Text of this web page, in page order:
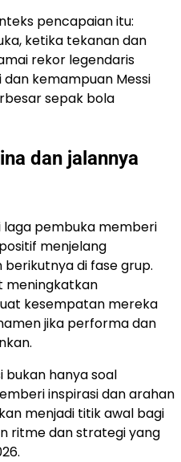
pencapaian itu:
ketika tekanan dan
rekor legendaris
kemampuan Messi
sepak bola
dan jalannya
laga pembuka memberi
menjelang
di fase grup.
meningkatkan
kesempatan mereka
jika performa dan
bukan hanya soal
inspirasi dan arahan
menjadi titik awal bagi
ritme dan strategi yang